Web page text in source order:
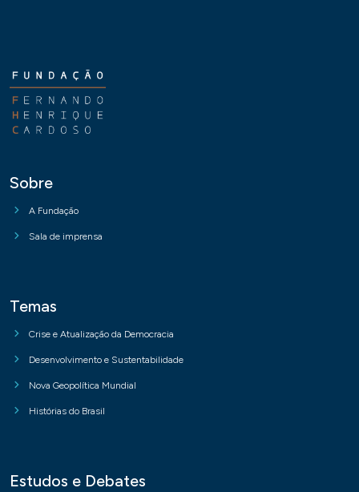
Sobre
A Fundação
Sala de imprensa
Temas
Crise e Atualização da Democracia
Desenvolvimento e Sustentabilidade
Nova Geopolítica Mundial
Histórias do Brasil
Estudos e Debates